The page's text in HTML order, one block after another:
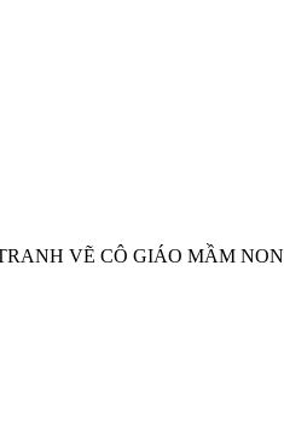
TRANH VẼ CÔ GIÁO MẦM NON